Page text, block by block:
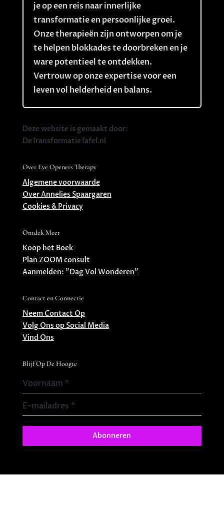
je op een reis naar innerlijke
transformatie en persoonlijke groei.
Onze therapieën zijn ontworpen om je
te helpen blokkades te doorbreken en je
ware potentieel te ontdekken.
Vertrouw op onze expertise voor een
leven vol helderheid en balans.
Deze website is gemaakt door:
DeTransformatieTafel.nl
Over Eye Openers Therapy
Algemene voorwaarde
Over Annelies Spaargaren
Cookies & Privacy
Ontdek Meer
Koop het Boek
Plan ZOOM consult
Aanmelden: ”Dag Vol Wonderen”
Contact en Connectie
Neem Contact Op
Volg Ons op Social Media
Vind Ons
Blijf Op De Hoogte
Voornaam *
E-mailadres *
Abonneren